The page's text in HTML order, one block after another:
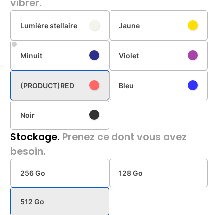
vibrer.
Lumière stellaire Jaune
Minuit Violet
(PRODUCT)RED Bleu
Noir
Stockage. Prenez ce dont vous avez
besoin.
256 Go 128 Go
512 Go